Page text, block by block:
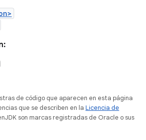
de código que aparecen en esta página
que se describen en la Licencia de
son marcas registradas de Oracle o sus